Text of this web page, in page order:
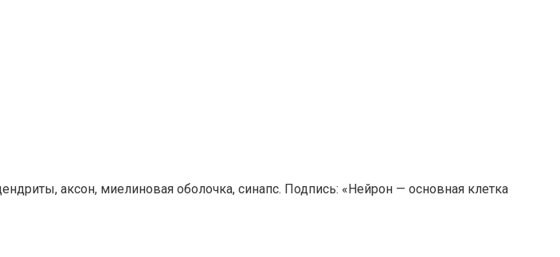
аксон, миелиновая оболочка, синапс. Подпись: «Нейрон — основная клетка